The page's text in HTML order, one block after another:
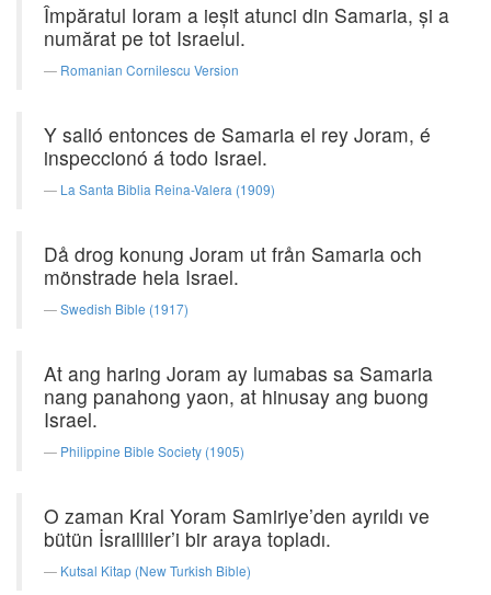
Împăratul Ioram a ieşit atunci din Samaria, şi a
numărat pe tot Israelul.
Romanian Cornilescu Version
Y salió entonces de Samaria el rey Joram, é
inspeccionó á todo Israel.
La Santa Biblia Reina-Valera (1909)
Då drog konung Joram ut från Samaria och
mönstrade hela Israel.
Swedish Bible (1917)
At ang haring Joram ay lumabas sa Samaria
nang panahong yaon, at hinusay ang buong
Israel.
Philippine Bible Society (1905)
O zaman Kral Yoram Samiriye’den ayrıldı ve
bütün İsrailliler’i bir araya topladı.
Kutsal Kitap (New Turkish Bible)